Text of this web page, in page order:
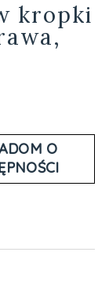
kropki
O